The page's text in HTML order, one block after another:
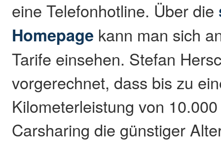
eine Telefonhotline. Über die
Homepage kann man sich
Tarife einsehen. Stefan
vorgerechnet, dass bis zu
Kilometerleistung von
Carsharing die günstiger